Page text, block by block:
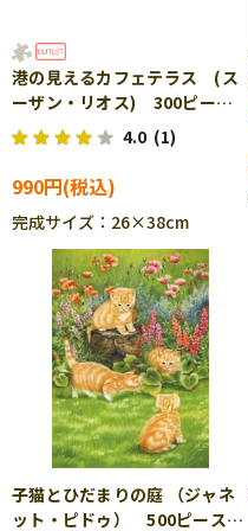
港の見えるカフェテラス (ス
ーザン・リオス) 300ピー
ス ジグソーパズル APP-
300-366 ［CP-SS］
4.0 (1)
990円
完成サイズ：26×38cm
子猫とひだまりの庭 （ジャネ
ット・ピドゥ） 500ピース